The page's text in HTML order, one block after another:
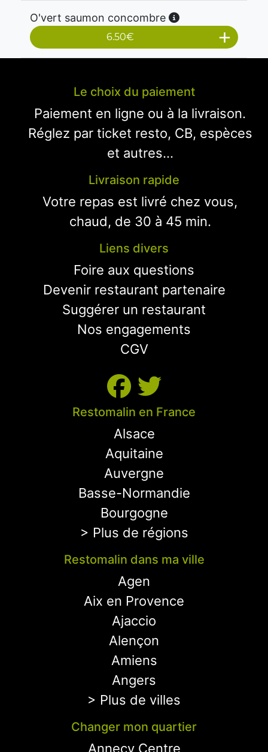
O'vert saumon concombre
6.50€
Le choix du paiement
Paiement en ligne ou à la livraison.
Réglez par ticket resto, CB, espèces
et autres...
Livraison rapide
Votre repas est livré chez vous,
chaud, de 30 à 45 min.
Liens divers
Foire aux questions
Devenir restaurant partenaire
Suggérer un restaurant
Nos engagements
CGV
Restomalin en France
Alsace
Aquitaine
Auvergne
Basse-Normandie
Bourgogne
> Plus de régions
Restomalin dans ma ville
Agen
Aix en Provence
Ajaccio
Alençon
Amiens
Angers
> Plus de villes
Changer mon quartier
Annecy Centre